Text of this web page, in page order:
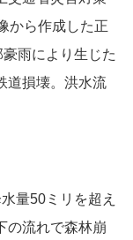
から作成した正
雨により生じた
道損壊。洪水流
量50ミリを超え
の流れで森林崩